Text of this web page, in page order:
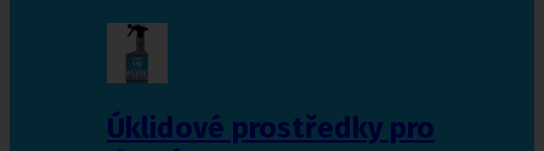
Úklidové prostředky pro